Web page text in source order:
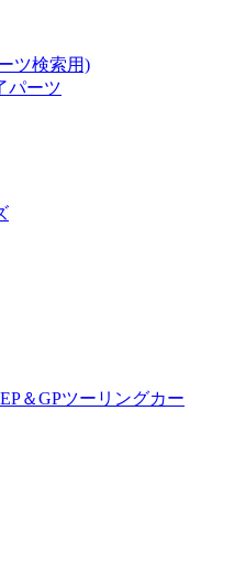
ツ検索用)
パーツ
＆GPツーリングカー